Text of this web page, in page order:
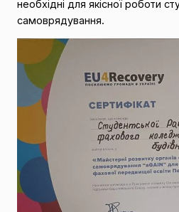
необхідні для якісної роботи
самоврядування.